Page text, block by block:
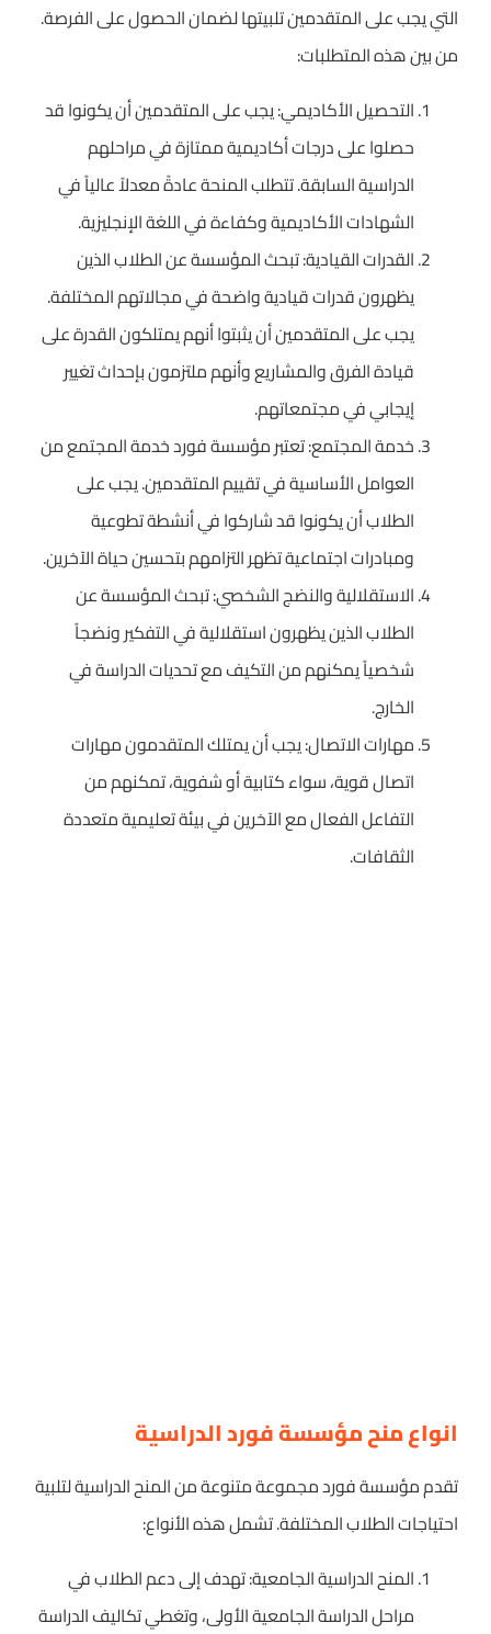
التي يجب على المتقدمين تلبيتها لضمان الحصول على الفرصة.
من بين هذه المتطلبات:
التحصيل الأكاديمي: يجب على المتقدمين أن يكونوا قد
حصلوا على درجات أكاديمية ممتازة في مراحلهم
الدراسية السابقة. تتطلب المنحة عادةً معدلاً عالياً في
الشهادات الأكاديمية وكفاءة في اللغة الإنجليزية.
القدرات القيادية: تبحث المؤسسة عن الطلاب الذين
يظهرون قدرات قيادية واضحة في مجالاتهم المختلفة.
يجب على المتقدمين أن يثبتوا أنهم يمتلكون القدرة على
قيادة الفرق والمشاريع وأنهم ملتزمون بإحداث تغيير
إيجابي في مجتمعاتهم.
خدمة المجتمع: تعتبر مؤسسة فورد خدمة المجتمع من
العوامل الأساسية في تقييم المتقدمين. يجب على
الطلاب أن يكونوا قد شاركوا في أنشطة تطوعية
ومبادرات اجتماعية تظهر التزامهم بتحسين حياة الآخرين.
الاستقلالية والنضج الشخصي: تبحث المؤسسة عن
الطلاب الذين يظهرون استقلالية في التفكير ونضجاً
شخصياً يمكنهم من التكيف مع تحديات الدراسة في
الخارج.
مهارات الاتصال: يجب أن يمتلك المتقدمون مهارات
اتصال قوية، سواء كتابية أو شفوية، تمكنهم من
التفاعل الفعال مع الآخرين في بيئة تعليمية متعددة
الثقافات.
انواع منح مؤسسة فورد الدراسية
تقدم مؤسسة فورد مجموعة متنوعة من المنح الدراسية لتلبية
احتياجات الطلاب المختلفة. تشمل هذه الأنواع:
المنح الدراسية الجامعية: تهدف إلى دعم الطلاب في
مراحل الدراسة الجامعية الأولى، وتغطي تكاليف الدراسة